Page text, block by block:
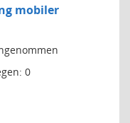
mobiler
0